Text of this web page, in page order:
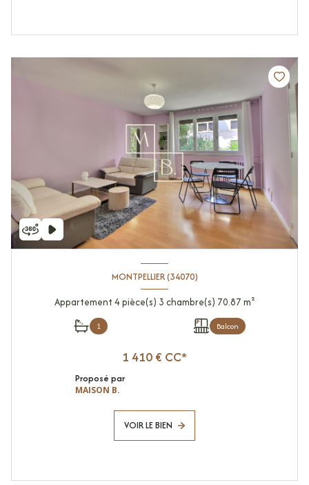
MONTPELLIER (34070)
Appartement 4 pièce(s) 3 chambre(s) 70.87 m²
1 Balcon
1 410 € CC*
Proposé par
MAISON B.
VOIR LE BIEN